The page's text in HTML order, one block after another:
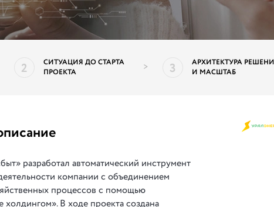
2
СИТУАЦИЯ ДО СТАРТА
ПРОЕКТА
> 3
АРХИТЕКТУРА
И МАСШТАБ
разработал автоматический инструмент
компании с объединением
процессов с помощью
холдингом». В ходе проекта создана